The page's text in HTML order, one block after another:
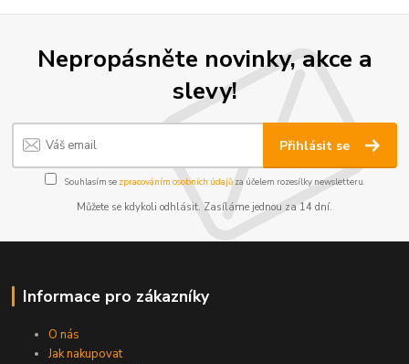
Nepropásněte novinky, akce a
slevy!
Přihlásit se
Souhlasím se zpracováním osobních údajůza účelem rozesílky newsletteru.
Můžete se kdykoli odhlásit. Zasíláme jednou za 14 dní.
Informace pro zákazníky
O nás
Jak nakupovat